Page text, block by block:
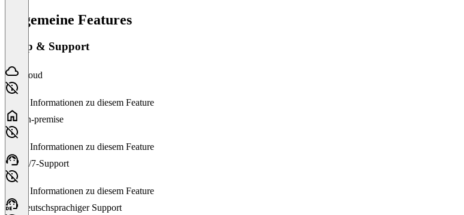
Allgemeine Features
Setup & Support
Cloud
Keine Informationen zu diesem Feature
On-premise
Keine Informationen zu diesem Feature
24/7-Support
Keine Informationen zu diesem Feature
Deutschsprachiger Support